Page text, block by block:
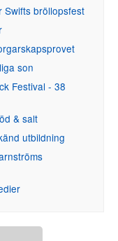
Swifts bröllopsfest
son
Festival - 38
& salt
utbildning